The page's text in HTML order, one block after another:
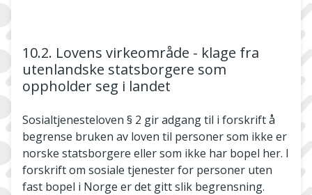
10.2. Lovens virkeområde - klage fra
utenlandske statsborgere som
oppholder seg i landet
Sosialtjenesteloven § 2 gir adgang til i forskrift å
begrense bruken av loven til personer som ikke er
norske statsborgere eller som ikke har bopel her. I
forskrift om sosiale tjenester for personer uten
fast bopel i Norge er det gitt slik begrensning.